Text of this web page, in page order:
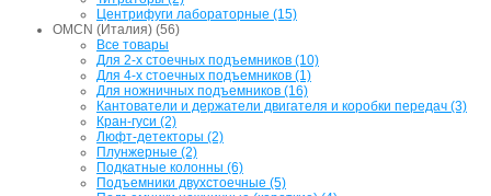
Центрифуги лабораторные (15)
OMCN (Италия) (56)
Все товары
Для 2-х стоечных подъемников (10)
Для 4-х стоечных подъемников (1)
Для ножничных подъемников (16)
Кантователи и держатели двигателя и коробки передач (3)
Кран-гуси (2)
Люфт-детекторы (2)
Плунжерные (2)
Подкатные колонны (6)
Подъемники двухстоечные (5)